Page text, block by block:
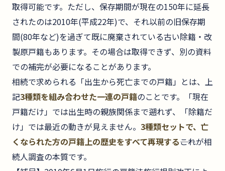
取得可能です。ただし、保存期間が現在の150年に延長
されたのは2010年(平成22年)で、それ以前の旧保存期
間(80年など)を過ぎて既に廃棄されている古い除籍・改
製原戸籍もあります。その場合は取得できず、別の資料
での補完が必要になることがあります。
相続で求められる「出生から死亡までの戸籍」とは、上
記3種類を組み合わせた一連の戸籍のことです。「現在
戸籍だけ」では出生時の親族関係まで遡れず、「除籍だ
け」では最近の動きが見えません。 3種類セットで、亡
くなられた方の戸籍上の歴史をすべて再現する――これが相
続人調査の本質です。